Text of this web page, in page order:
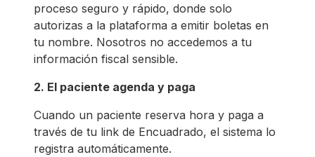
proceso seguro y rápido, donde solo
autorizas a la plataforma a emitir boletas en
tu nombre. Nosotros no accedemos a tu
información fiscal sensible.
2. El paciente agenda y paga
Cuando un paciente reserva hora y paga a
través de tu link de Encuadrado, el sistema lo
registra automáticamente.